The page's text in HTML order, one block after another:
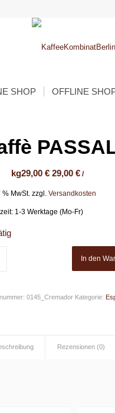
SHOP OFFLINE
29,00€ 29,00€ /
kg
% MwSt. zzgl.Versandkosten
1-3 Werktage (Mo-Fr)
In den
0145_Cremador Kategorie:
Rezensionen (0)